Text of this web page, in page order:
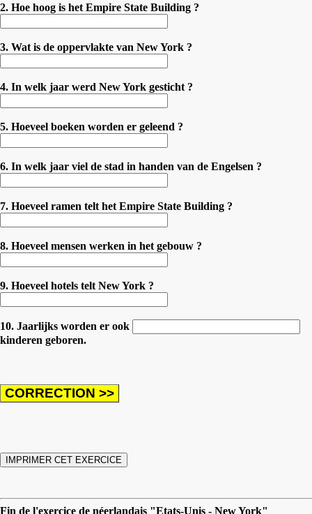
2. Hoe hoog is het Empire State Building ?
3. Wat is de oppervlakte van New York ?
4. In welk jaar werd New York gesticht ?
5. Hoeveel boeken worden er geleend ?
6. In welk jaar viel de stad in handen van de Engelsen ?
7. Hoeveel ramen telt het Empire State Building ?
8. Hoeveel mensen werken in het gebouw ?
9. Hoeveel hotels telt New York ?
10. Jaarlijks worden er ook
kinderen geboren.
Fin de l'exercice de néerlandais "Etats-Unis - New York"